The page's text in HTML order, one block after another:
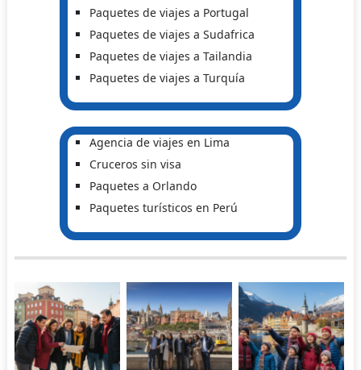
Paquetes de viajes a Portugal
Paquetes de viajes a Sudafrica
Paquetes de viajes a Tailandia
Paquetes de viajes a Turquía
Agencia de viajes en Lima
Cruceros sin visa
Paquetes a Orlando
Paquetes turísticos en Perú